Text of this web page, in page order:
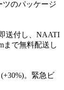
ツのパッケージ
送付し、NAATI
まで無料配送し
。緊急ビ